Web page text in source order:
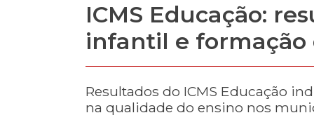
ICMS Educação:
infantil e formação
Resultados do ICMS Educação
na qualidade do ensino nos